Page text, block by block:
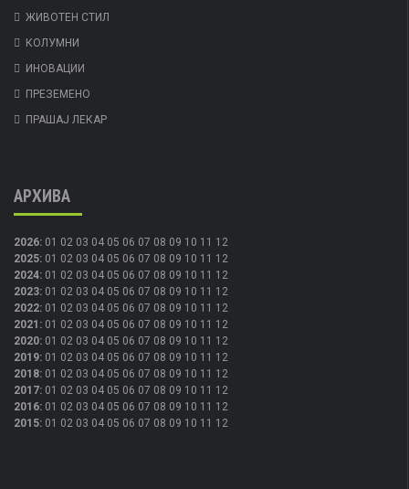
ЖИВОТЕН СТИЛ
КОЛУМНИ
ИНОВАЦИИ
ПРЕЗЕМЕНО
ПРАШАЈ ЛЕКАР
АРХИВА
2026: 01 02 03 04 05 06 07 08 09 10 11 12
2025: 01 02 03 04 05 06 07 08 09 10 11 12
2024: 01 02 03 04 05 06 07 08 09 10 11 12
2023: 01 02 03 04 05 06 07 08 09 10 11 12
2022: 01 02 03 04 05 06 07 08 09 10 11 12
2021 : 01 02 03 04 05 06 07 08 09 10 11 12
2020: 01 02 03 04 05 06 07 08 09 10 11 12
2019: 01 02 03 04 05 06 07 08 09 10 11 12
2018: 01 02 03 04 05 06 07 08 09 10 11 12
2017: 01 02 03 04 05 06 07 08 09 10 11 12
2016: 01 02 03 04 05 06 07 08 09 10 11 12
2015: 01 02 03 04 05 06 07 08 09 10 11 12